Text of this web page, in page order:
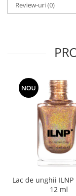
Review-uri(0)
NOU
Lac de unghii ILNP
12 ml